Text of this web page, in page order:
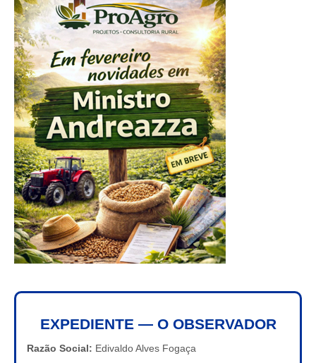
EXPEDIENTE — O OBSERVADOR
Razão Social: Edivaldo Alves Fogaça